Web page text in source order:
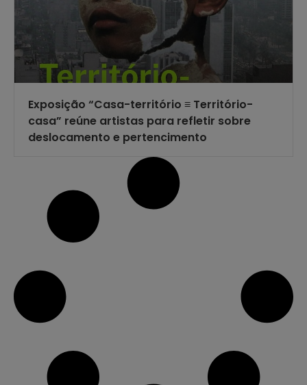
Exposição “Casa-território ≡ Território-
casa” reúne artistas para refletir sobre
deslocamento e pertencimento